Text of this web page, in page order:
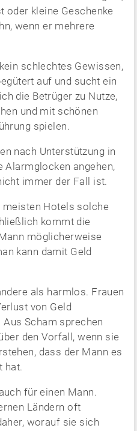
oder kleine Geschenke
wenn er mehrere
schlechtes Gewissen,
auf und sucht ein
die Betrüger zu Nutze,
und mit schönen
spielen.
nach Unterstützung in
Alarmglocken angehen,
immer der Fall ist.
meisten Hotels solche
kommt die
möglicherweise
kann damit Geld
als harmlos. Frauen
von Geld
Aus Scham sprechen
den Vorfall, wenn sie
dass der Mann es
hat.
für einen Mann.
Ländern oft
worauf sie sich